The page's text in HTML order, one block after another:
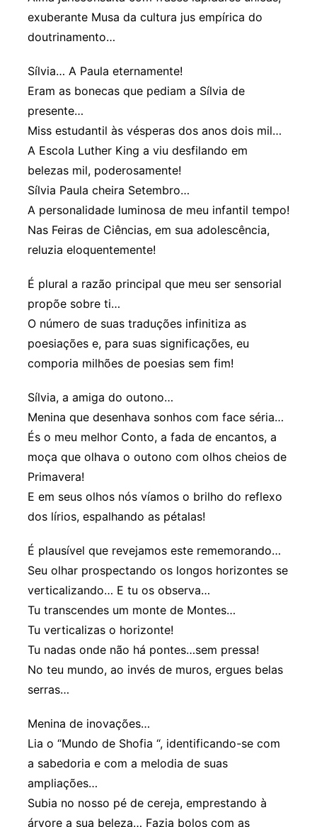
exuberante Musa da cultura jus empírica do
doutrinamento…
Sílvia… A Paula eternamente!
Eram as bonecas que pediam a Sílvia de
presente…
Miss estudantil às vésperas dos anos dois mil…
A Escola Luther King a viu desfilando em
belezas mil, poderosamente!
Sílvia Paula cheira Setembro…
A personalidade luminosa de meu infantil tempo!
Nas Feiras de Ciências, em sua adolescência,
reluzia eloquentemente!
É plural a razão principal que meu ser sensorial
propõe sobre ti…
O número de suas traduções infinitiza as
poesiações e, para suas significações, eu
comporia milhões de poesias sem fim!
Sílvia, a amiga do outono…
Menina que desenhava sonhos com face séria…
És o meu melhor Conto, a fada de encantos, a
moça que olhava o outono com olhos cheios de
Primavera!
E em seus olhos nós víamos o brilho do reflexo
dos lírios, espalhando as pétalas!
É plausível que revejamos este rememorando…
Seu olhar prospectando os longos horizontes se
verticalizando… E tu os observa…
Tu transcendes um monte de Montes…
Tu verticalizas o horizonte!
Tu nadas onde não há pontes…sem pressa!
No teu mundo, ao invés de muros, ergues belas
serras…
Menina de inovações…
Lia o “Mundo de Shofia “, identificando-se com
a sabedoria e com a melodia de suas
ampliações…
Subia no nosso pé de cereja, emprestando à
árvore a sua beleza… Fazia bolos com as